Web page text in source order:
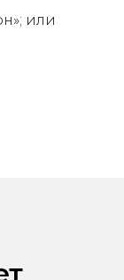
или